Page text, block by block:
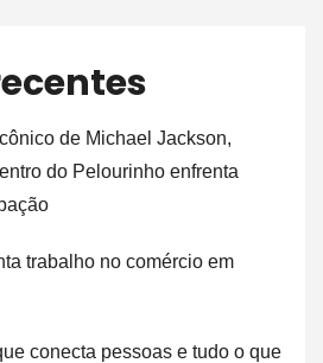
de Michael Jackson,
do Pelourinho enfrenta
trabalho no comércio em
conecta pessoas e tudo o que